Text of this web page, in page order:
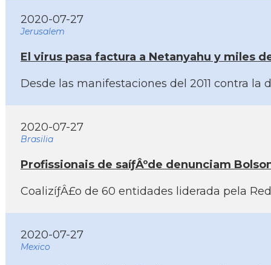
2020-07-27
Jerusalem
El virus pasa factura a Netanyahu y miles
Desde las manifestaciones del 2011 contra
2020-07-27
Brasilia
Profissionais de saíƒÂºde denunciam
CoalizíƒÂ£o de 60 entidades liderada pela
2020-07-27
Mexico